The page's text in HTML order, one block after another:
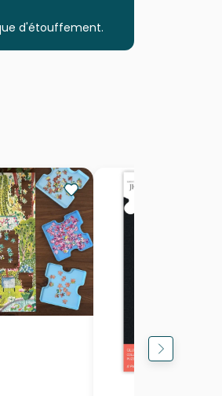
(500 à 48.000
d'étouffement.